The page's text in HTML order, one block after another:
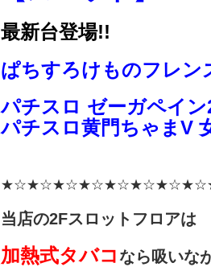
最新台登場!!
ぱちすろけものフレン
パチスロ ゼーガペイン
パチスロ黄門ちゃまV
当店の2Fスロットフロアは
加熱式タバコ なら吸いな